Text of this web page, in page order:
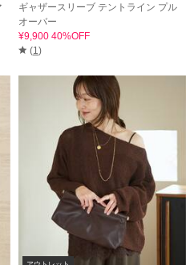
ギャザースリーブ テントライン プル
オーバー
¥9,900 40%OFF
(1)